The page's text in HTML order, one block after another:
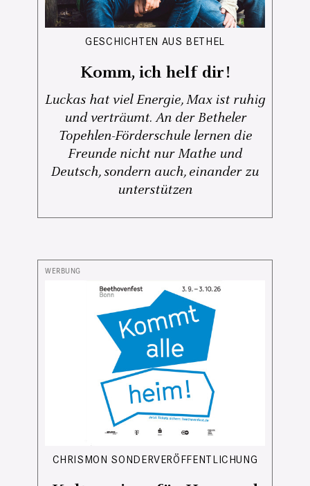
GESCHICHTEN AUS BETHEL
Komm, ich helf dir!
Luckas hat viel Energie, Max ist ruhig
und verträumt. An der Betheler
Topehlen-Förderschule lernen die
Freunde nicht nur Mathe und
Deutsch, sondern auch, einander zu
unterstützen
CHRISMON SONDERVERÖFFENTLICHUNG